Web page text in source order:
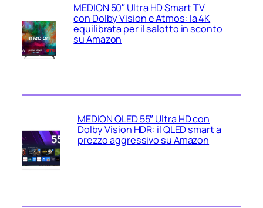
MEDION 50″ Ultra HD Smart TV
con Dolby Vision e Atmos: la 4K
equilibrata per il salotto in sconto
su Amazon
MEDION QLED 55″ Ultra HD con
Dolby Vision HDR: il QLED smart a
prezzo aggressivo su Amazon